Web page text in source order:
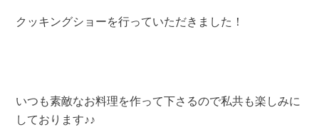
クッキングショーを行っていただきました！
いつも素敵なお料理を作って下さるので私共も楽しみに
しております♪♪